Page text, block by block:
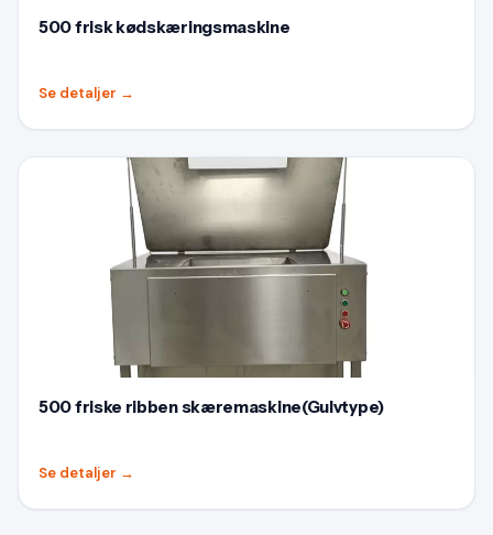
500 frisk kødskæringsmaskine
Se detaljer →
500 friske ribben skæremaskine(Gulvtype)
Se detaljer →